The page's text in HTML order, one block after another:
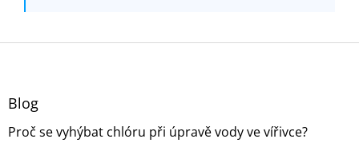
Z
Blog
Proč se vyhýbat chlóru při úpravě vody ve vířivce?